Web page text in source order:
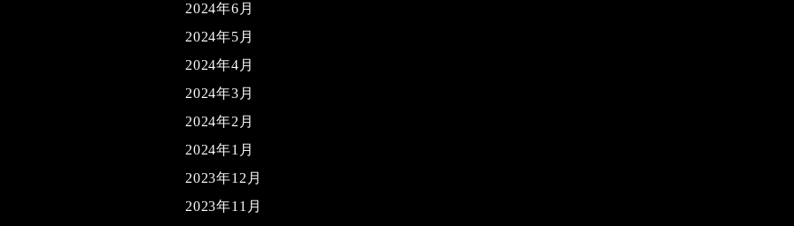
2024年6月
2024年5月
2024年4月
2024年3月
2024年2月
2024年1月
2023年12月
2023年11月